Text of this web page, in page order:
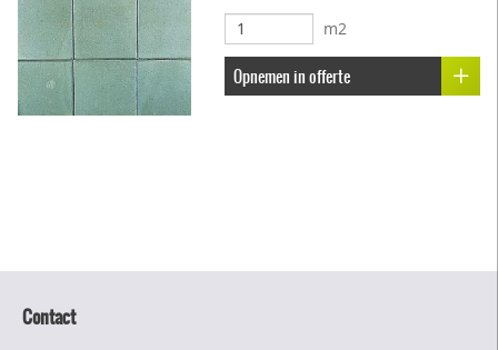
m2
Opnemen in offerte
Contact